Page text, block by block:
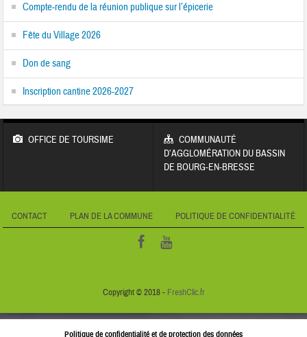
Compte-rendu de la réunion publique sur l’épicerie
Fête du Village 2026
Don de sang
Inscription cantine 2026-2027
OFFICE DE TOURSIME
COMMUNAUTÉ
D’AGGLOMÉRATION DU BASSIN
DE BOURG-EN-BRESSE
CONTACT PLAN DE LA COMMUNE POLITIQUE DE CONFIDENTIALITÉ
Copyright © 2018 - FreshClic.fr
Politique de confidentialité et de protection des données